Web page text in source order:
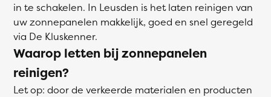
in te schakelen. In Leusden is het laten reinigen van
uw zonnepanelen makkelijk, goed en snel geregeld
via De Kluskenner.
Waarop letten bij zonnepanelen
reinigen?
Let op: door de verkeerde materialen en producten